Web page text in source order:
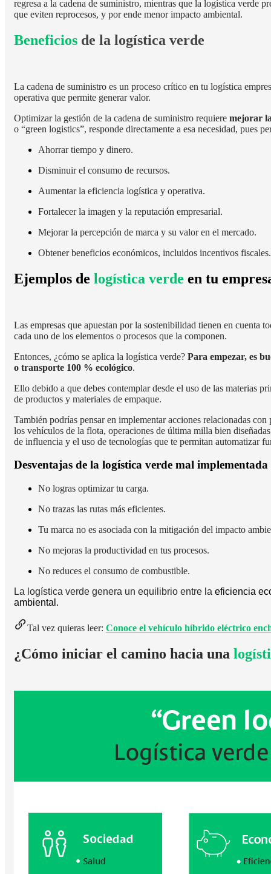
regresa a la cadena de suministro, mientras que la logística verde
que eviten reprocesos, y por ende menor impacto ambiental.
Beneficios de la logística verde
La cadena de suministro es un proceso crítico en tu logística
operativa que permite generar valor.
Optimizar la gestión de la cadena de suministro requiere mejorar
o “green logistics”, responde directamente a esa necesidad, pues
Ahorrar tiempo y dinero.
Disminuir el consumo de recursos.
Aumentar la eficiencia logística y operativa.
Fortalecer la imagen y la reputación empresarial.
Mejorar la percepción de marca y su valor en el mercado.
Obtener beneficios económicos, incluidos incentivos fiscales.
Ejemplos de logística verde en tu
Las empresas que apuestan por la sostenibilidad tienen en cuenta
cada uno de los elementos o procesos que la componen.
Entonces, ¿cómo se aplica la logística verde? Para empezar, es
o transporte 100 % ecológico.
Ello debido a que debes contemplar desde el uso de las materias
de productos y materiales de empaque.
También podrías pensar en implementar acciones relacionadas
los vehículos de la flota, operaciones de última milla bien
de influencia y el uso de tecnologías que te permitan automatizar
Desventajas de la logística verde mal implementada
No logras optimizar tu carga.
No trazas las rutas más eficientes.
Tu marca no es asociada con la mitigación del impacto
No mejoras la productividad en tus procesos.
No reduces el consumo de combustible.
La logística verde genera un equilibrio entre la eficiencia
ambiental.
Tal vez quieras leer: Conoce el vehículo híbrido eléctrico
¿Cómo iniciar el camino hacia una